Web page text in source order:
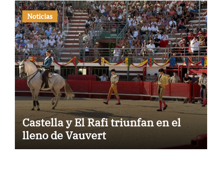
Noticias
Castella y El Rafi triunfan en el
lleno de Vauvert